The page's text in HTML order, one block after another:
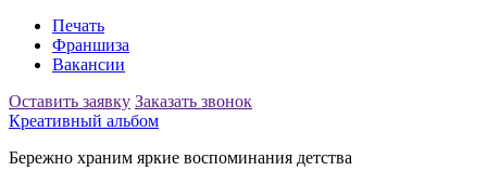
Печать
Франшиза
Вакансии
Оставить заявку Заказать звонок
Креативный альбом
Бережно храним яркие воспоминания детства